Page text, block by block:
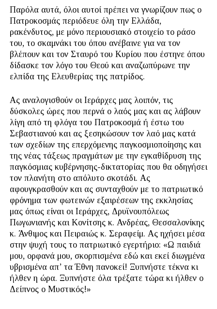
Παρόλα αυτά, όλοι αυτοί πρέπει να γνωρίζουν πως ο
Πατροκοσμάς περιόδευε όλη την Ελλάδα,
ρακένδυτος, με μόνο περιουσιακό στοιχείο το ράσο
του, το σκαμνάκι του όπου ανέβαινε για να τον
βλέπουν και τον Σταυρό του Κυρίου που έστηνε όπου
δίδασκε τον λόγο του Θεού και αναζωπύρωνε την
ελπίδα της Ελευθερίας της πατρίδος.
Ας αναλογισθούν οι Ιεράρχες μας λοιπόν, τις
δύσκολες ώρες που περνά ο λαός μας και ας λάβουν
λίγη από τη φλόγα του Πατροκοσμά ή έστω του
Σεβαστιανού και ας ξεσηκώσουν τον λαό μας κατά
των σχεδίων της επερχόμενης παγκοσμιοποίησης και
της νέας τάξεως πραγμάτων με την εγκαθίδρυση της
παγκόσμιας κυβέρνησης-δικτατορίας που θα οδηγήσει
τον πλανήτη στο απόλυτο σκοτάδι. Ας
αφουγκρασθούν και ας συνταχθούν με το πατριωτικό
φρόνημα των φωτεινών εξαιρέσεων της εκκλησίας
μας όπως είναι οι Ιεράρχες, Δρυϊνουπόλεως
Πωγωνιανής και Κονίτσης κ. Ανδρέας, Θεσσαλονίκης
κ. Άνθιμος και Πειραιώς κ. Σεραφείμ. Ας ηχήσει μέσα
στην ψυχή τους το πατριωτικό εγερτήριο: «Ω παιδιά
μου, ορφανά μου, σκορπισμένα εδώ και εκεί διωγμένα
υβρισμένα απ’ τα Έθνη πανοκεί! Ξυπνήστε τέκνα κι
ήλθεν η ώρα. Ξυπνήστε όλα τρέξατε τώρα κι ήλθεν ο
Δείπνος ο Μυστικός!»